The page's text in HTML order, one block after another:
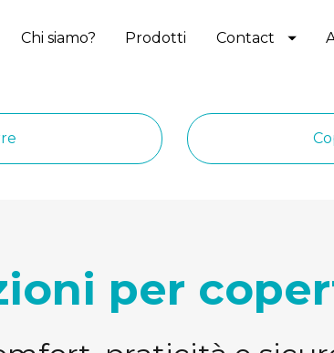
Chi siamo? Prodotti Contact
per